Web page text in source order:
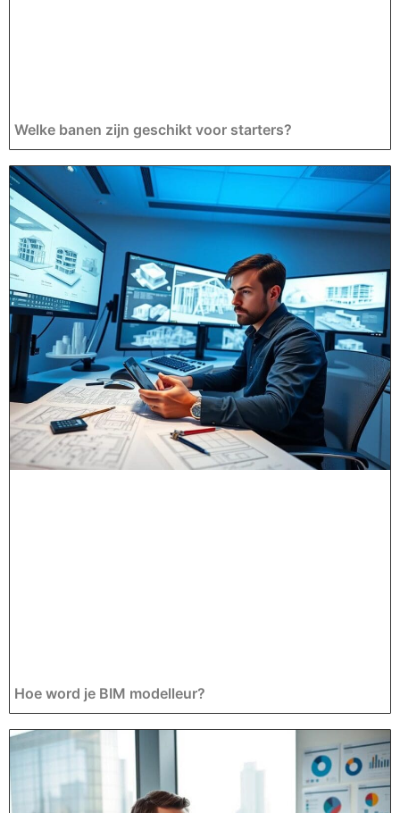
Welke banen zijn geschikt voor starters?
Hoe word je BIM modelleur?